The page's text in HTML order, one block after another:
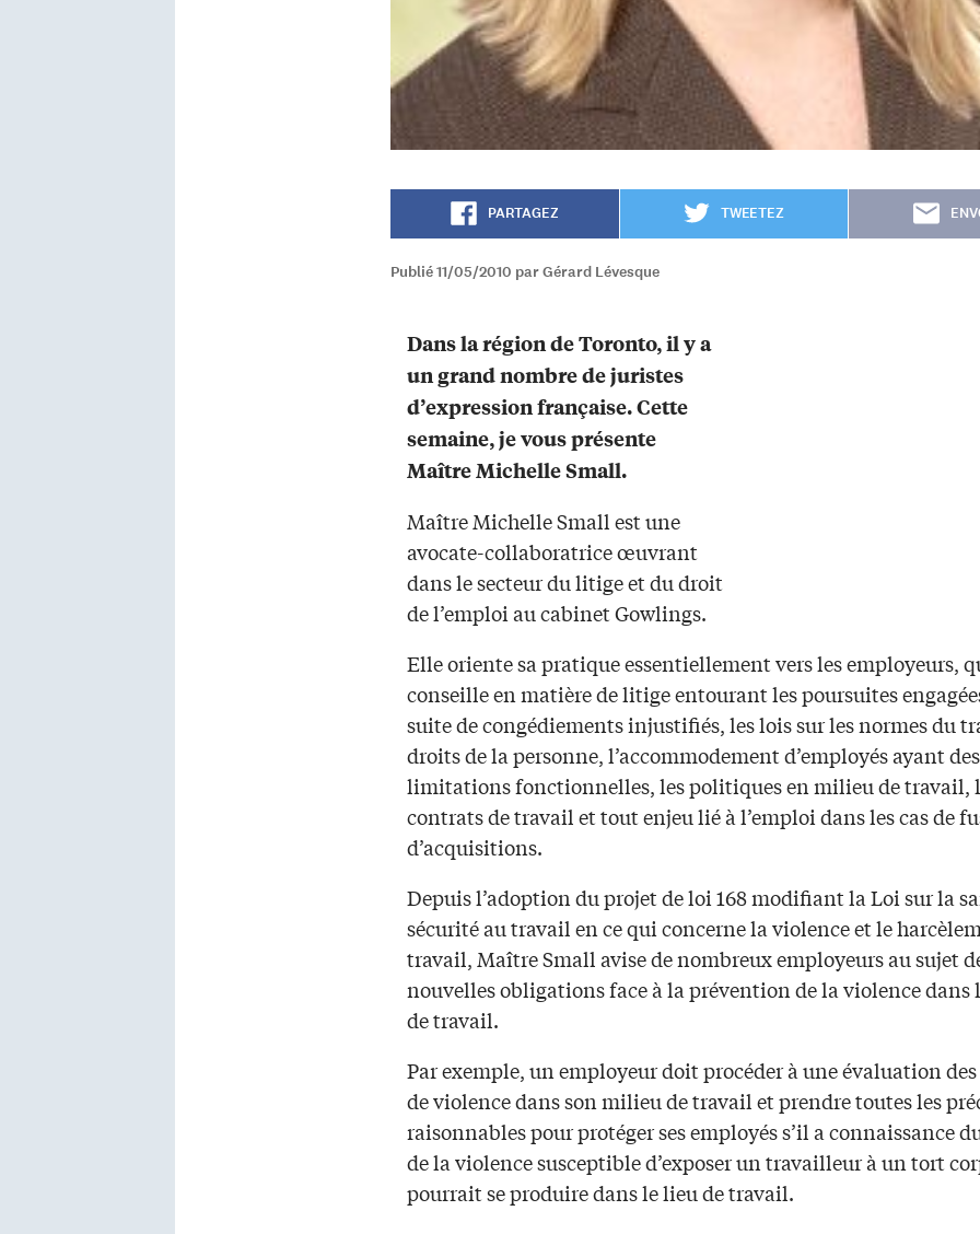
PARTAGEZ TWEETEZ
Publié 11/05/2010 par Gérard Lévesque
Dans la région de Toronto, il y a
un grand nombre de juristes
d’expression française. Cette
semaine, je vous présente
Maître Michelle Small.
Maître Michelle Small est une
avocate-collaboratrice œuvrant
dans le secteur du litige et du droit
de l’emploi au cabinet Gowlings.
Elle oriente sa pratique essentiellement vers les employeurs,
conseille en matière de litige entourant les poursuites
suite de congédiements injustifiés, les lois sur les normes du
droits de la personne, l’accommodement d’employés ayant des
limitations fonctionnelles, les politiques en milieu de travail,
contrats de travail et tout enjeu lié à l’emploi dans les cas de
d’acquisitions.
Depuis l’adoption du projet de loi 168 modifiant la Loi sur la
sécurité au travail en ce qui concerne la violence et le
travail, Maître Small avise de nombreux employeurs au sujet
nouvelles obligations face à la prévention de la violence dans
de travail.
Par exemple, un employeur doit procéder à une évaluation
de violence dans son milieu de travail et prendre toutes les
raisonnables pour protéger ses employés s’il a connaissance
de la violence susceptible d’exposer un travailleur à un tort
pourrait se produire dans le lieu de travail.